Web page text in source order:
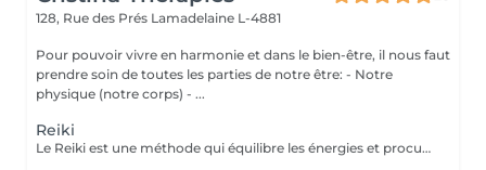
128, Rue des Prés Lamadelaine L-4881
Pour pouvoir vivre en harmonie et dans le bien-être, il nous faut
prendre soin de toutes les parties de notre être: - Notre
physique (notre corps) - ...
Reiki
Le Reiki est une méthode qui équilibre les énergies et procure un apaisement physique, psychique et émotionnel. Lors d'une séance de Reiki (Rei signifie esprit-conscience, Ki signifie énergie-sensation), le praticien dirige l'énergie universelle vers les zones du corps qui en ont le plus besoin, faisant en sorte que l'énergie circule uniformément et harmonieusement. Une séance permet : d'apaiser le corps et l'esprit de procurer un sentiment de bien-être d'harmoniser la circulation de l'énergie de favoriser un état de relaxation de soutenir le potentiel de guérison de retrouver un sommeil réparateur retrouver une meilleure circulation sanguine réduire les douleurs physiques réduire le stress Les séances de reiki peuvent être pratiquées à titre préventif, ou en accompagnement des soins médicaux, mais ne peuvent en aucun cas, se substituer aux traitements médicaux. Paiement sur place en espèces.